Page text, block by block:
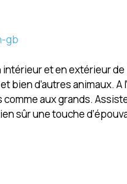
gb
et en extérieur
d’autres animaux. A
aux grands.
sûr une touche